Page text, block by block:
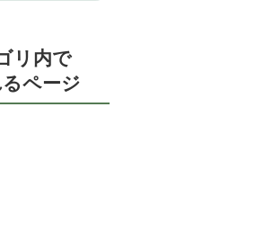
リ内で
ページ